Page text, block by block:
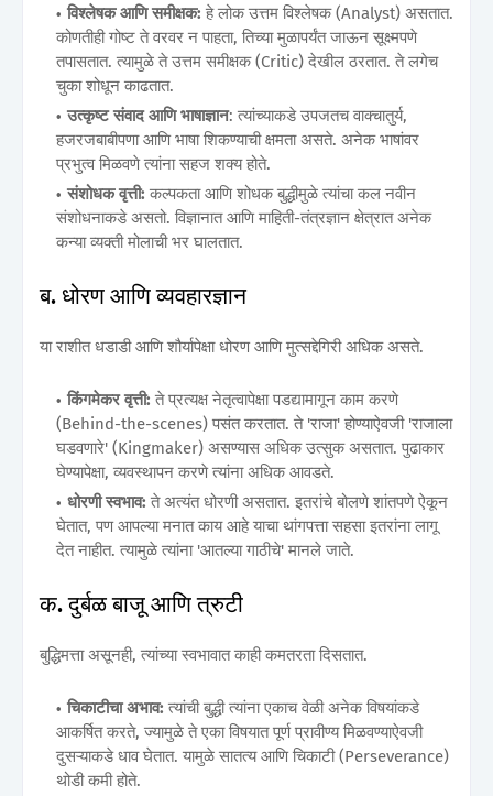
विश्लेषक आणि समीक्षक: हे लोक उत्तम विश्लेषक (Analyst) असतात.
कोणतीही गोष्ट ते वरवर न पाहता, तिच्या मुळापर्यंत जाऊन सूक्ष्मपणे
तपासतात. त्यामुळे ते उत्तम समीक्षक (Critic) देखील ठरतात. ते लगेच
चुका शोधून काढतात.
उत्कृष्ट संवाद आणि भाषाज्ञान: त्यांच्याकडे उपजतच वाक्चातुर्य,
हजरजबाबीपणा आणि भाषा शिकण्याची क्षमता असते. अनेक भाषांवर
प्रभुत्व मिळवणे त्यांना सहज शक्य होते.
संशोधक वृत्ती: कल्पकता आणि शोधक बुद्धीमुळे त्यांचा कल नवीन
संशोधनाकडे असतो. विज्ञानात आणि माहिती-तंत्रज्ञान क्षेत्रात अनेक
कन्या व्यक्ती मोलाची भर घालतात.
ब. धोरण आणि व्यवहारज्ञान
या राशीत धडाडी आणि शौर्यापेक्षा धोरण आणि मुत्सद्देगिरी अधिक असते.
किंगमेकर वृत्ती: ते प्रत्यक्ष नेतृत्वापेक्षा पडद्यामागून काम करणे
(Behind-the-scenes) पसंत करतात. ते 'राजा' होण्याऐवजी 'राजाला
घडवणारे' (Kingmaker) असण्यास अधिक उत्सुक असतात. पुढाकार
घेण्यापेक्षा, व्यवस्थापन करणे त्यांना अधिक आवडते.
धोरणी स्वभाव: ते अत्यंत धोरणी असतात. इतरांचे बोलणे शांतपणे ऐकून
घेतात, पण आपल्या मनात काय आहे याचा थांगपत्ता सहसा इतरांना लागू
देत नाहीत. त्यामुळे त्यांना 'आतल्या गाठीचे' मानले जाते.
क. दुर्बळ बाजू आणि त्रुटी
बुद्धिमत्ता असूनही, त्यांच्या स्वभावात काही कमतरता दिसतात.
चिकाटीचा अभाव: त्यांची बुद्धी त्यांना एकाच वेळी अनेक विषयांकडे
आकर्षित करते, ज्यामुळे ते एका विषयात पूर्ण प्रावीण्य मिळवण्याऐवजी
दुसऱ्याकडे धाव घेतात. यामुळे सातत्य आणि चिकाटी (Perseverance)
थोडी कमी होते.